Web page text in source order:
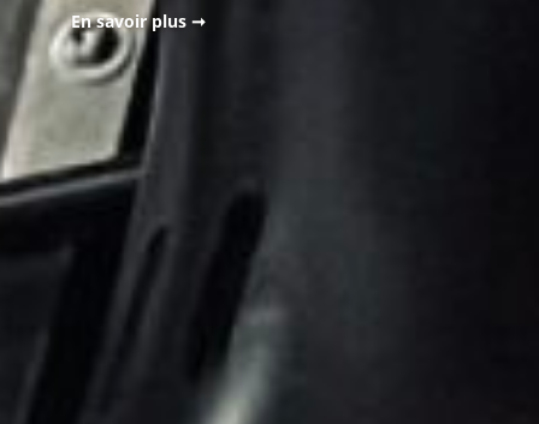
En savoir plus ➞